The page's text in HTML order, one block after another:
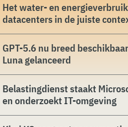
Het water- en
datacenters in de juiste
GPT-5.6 nu breed
Luna gelanceerd
Belastingdienst staakt
en onderzoekt IT-omgeving